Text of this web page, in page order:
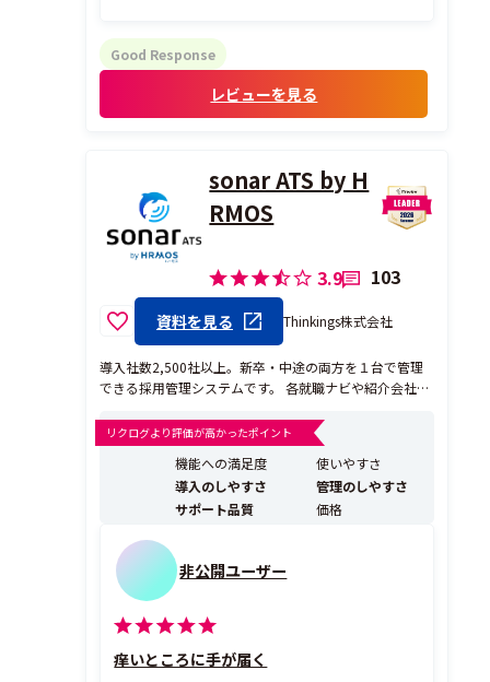
「本人入力→上長承認→再度本人へ戻す」
といった複雑な経路をシステム上で再現で
Good Response
レビューを見る
sonar ATS by H
RMOS
3.9 103
資料を見る Thinkings株式会社
導入社数2,500社以上。新卒・中途の両方を１台で管理
できる採用管理システムです。 各就職ナビや紹介会社
のデータを一元管理し、直感的なユーザーインターフェ
ースにより、応募者への連絡や状況の分析、さらに応募
者への効果的な動機形成を図ることが可能です。採用を
リクログより評価が高かったポイント
機能への満足度
使いやすさ
導入のしやすさ
管理のしやすさ
サポート品質
価格
非公開ユーザー
痒いところに手が届く